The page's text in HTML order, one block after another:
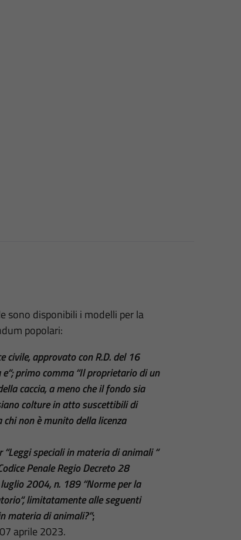
sono disponibili i modelli per la
popolari:
civile, approvato con R.D. del 16
primo comma “Il proprietario di un
caccia, a meno che il fondo sia
colture in atto suscettibili di
non è munito della licenza
speciali in materia di animali “
Penale Regio Decreto 28
2004, n. 189 “Norme per la
limitatamente alle seguenti
materia di animali?”;
aprile 2023.